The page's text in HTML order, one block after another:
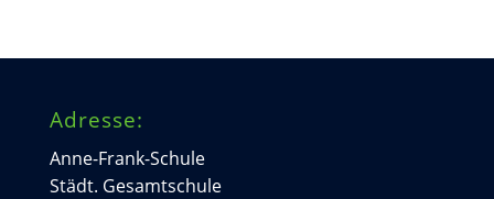
Adresse:
Anne-Frank-Schule
Städt. Gesamtschule